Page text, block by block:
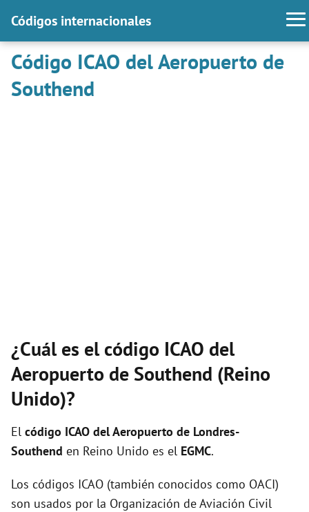
Códigos internacionales
Código ICAO del Aeropuerto de
Southend
¿Cuál es el código ICAO del
Aeropuerto de Southend (Reino
Unido)?
El código ICAO delAeropuerto de Londres-
Southend en Reino Unido es el EGMC.
Los códigos ICAO (también conocidos como OACI)
son usados por la Organización de Aviación Civil